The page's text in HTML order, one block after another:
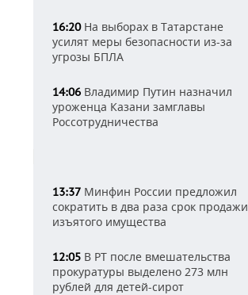
16:20На выборах в Татарстане
усилят меры безопасности из-за
угрозы БПЛА
14:06 Владимир Путин назначил
уроженца Казани замглавы
Россотрудничества
13:37 Минфин России предложил
сократить в два раза срок продажи
изъятого имущества
12:05 В РТ после вмешательства
прокуратуры выделено 273 млн
рублей для детей-сирот